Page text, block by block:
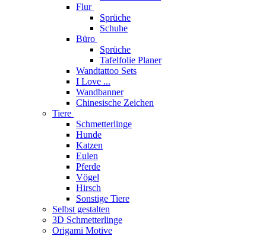
Flur
Sprüche
Schuhe
Büro
Sprüche
Tafelfolie Planer
Wandtattoo Sets
I Love ...
Wandbanner
Chinesische Zeichen
Tiere
Schmetterlinge
Hunde
Katzen
Eulen
Pferde
Vögel
Hirsch
Sonstige Tiere
Selbst gestalten
3D Schmetterlinge
Origami Motive